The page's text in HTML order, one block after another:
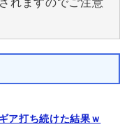
れますのでご注意
ア打ち続けた結果ｗ